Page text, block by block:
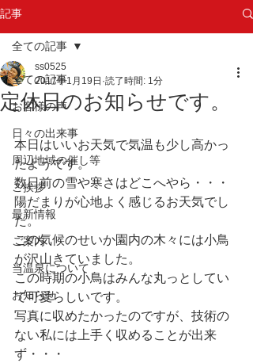
記事
全ての記事
お客様の声
日々の出来事
周辺地域の催し等
ご挨拶
最新情報
ご案内
当温泉について
お知らせ
全ての記事
定休日のお知らせです。
ss0525
2017年1月19日 読了時間: 1分
本日はいいお天気で気温も少し高かっ
たようです。
数日前の雪や寒さはどこへやら・・・
陽だまりが心地よく感じるお天気でし
た。
この気候のせいか園内の木々には小鳥
が沢山きていました。
この時期の小鳥はみんな丸っとしてい
て可愛らしいです。
写真に収めたかったのですが、技術の
ない私には上手く収めることが出来
ず・・・